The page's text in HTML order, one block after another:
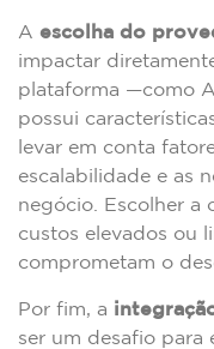
A escolha do
impactar
plataforma —como
possui
levar em conta
escalabilidade e as
negócio. Escolher a
custos elevados ou
comprometam o
Por fim, a
ser um desafio para